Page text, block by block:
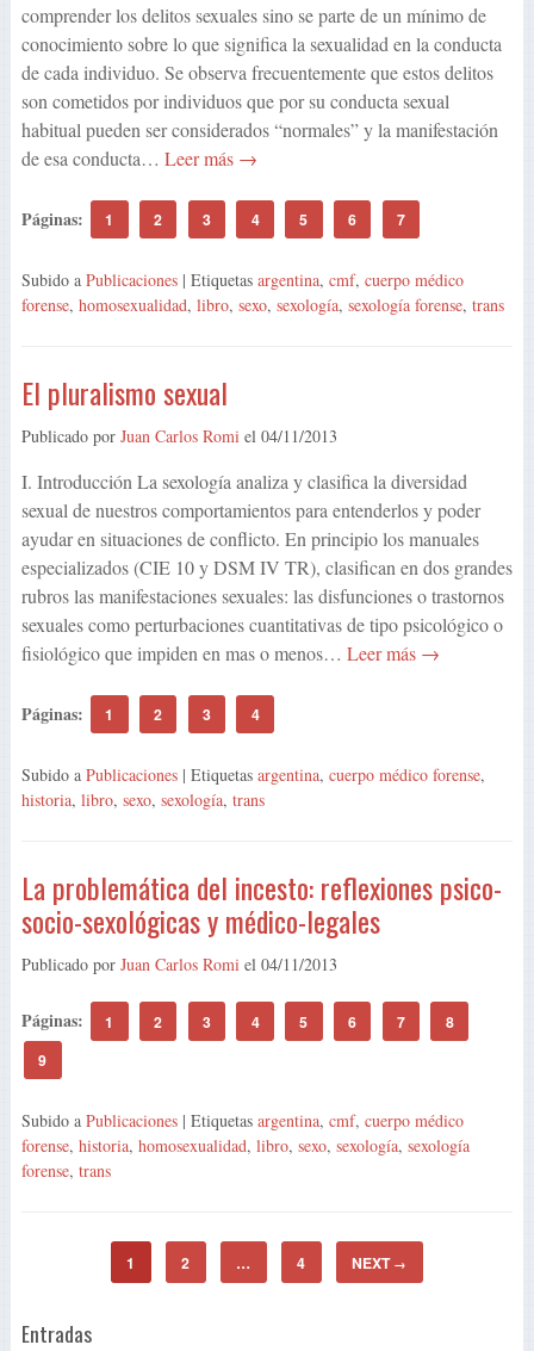
comprender los delitos sexuales sino se parte de un mínimo de
conocimiento sobre lo que significa la sexualidad en la conducta
de cada individuo. Se observa frecuentemente que estos delitos
son cometidos por individuos que por su conducta sexual
habitual pueden ser considerados “normales” y la manifestación
de esa conducta… Leer más →
Páginas: 1 2 3 4 5 6 7
Subido a Publicaciones | Etiquetas argentina, cmf, cuerpo médico
forense, homosexualidad, libro, sexo, sexología, sexología forense, trans
El pluralismo sexual
Publicado por Juan Carlos Romiel 04/11/2013
I. Introducción La sexología analiza y clasifica la diversidad
sexual de nuestros comportamientos para entenderlos y poder
ayudar en situaciones de conflicto. En principio los manuales
especializados (CIE 10 y DSM IV TR), clasifican en dos grandes
rubros las manifestaciones sexuales: las disfunciones o trastornos
sexuales como perturbaciones cuantitativas de tipo psicológico o
fisiológico que impiden en mas o menos… Leer más →
Páginas: 1 2 3 4
Subido a Publicaciones | Etiquetas argentina, cuerpo médico forense,
historia, libro, sexo, sexología, trans
La problemática del incesto: reflexiones psico-
socio-sexológicas y médico-legales
Publicado por Juan Carlos Romiel 04/11/2013
Páginas: 1 2 3 4 5 6 7
8
9
Subido a Publicaciones | Etiquetas argentina, cmf, cuerpo médico
forense, historia, homosexualidad, libro, sexo, sexología, sexología
forense, trans
1 2 … 4 NEXT →
Entradas